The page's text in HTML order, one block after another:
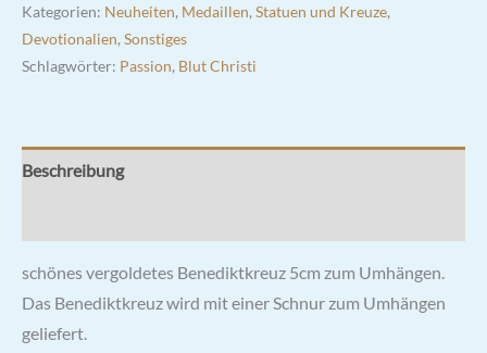
Kategorien: Neuheiten, Medaillen, Statuen und Kreuze,
Devotionalien, Sonstiges
Schlagwörter: Passion, Blut Christi
Beschreibung
schönes vergoldetes Benediktkreuz 5cm zum Umhängen.
Das Benediktkreuz wird mit einer Schnur zum Umhängen
geliefert.